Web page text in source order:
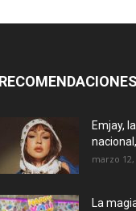
Emjay,
marzo 12,
La